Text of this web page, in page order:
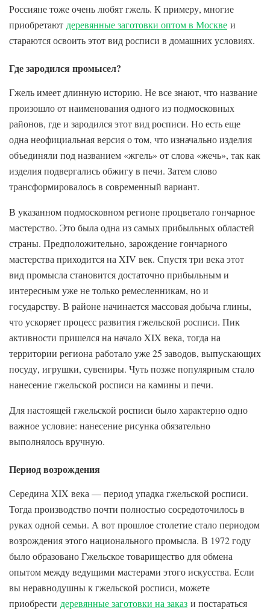
Россияне тоже очень любят гжель. К примеру, многие
приобретают деревянные заготовки оптом в Москве и
стараются освоить этот вид росписи в домашних условиях.
Где зародился промысел?
Гжель имеет длинную историю. Не все знают, что название
произошло от наименования одного из подмосковных
районов, где и зародился этот вид росписи. Но есть еще
одна неофициальная версия о том, что изначально изделия
объединяли под названием «жгель» от слова «жечь», так как
изделия подвергались обжигу в печи. Затем слово
трансформировалось в современный вариант.
В указанном подмосковном регионе процветало гончарное
мастерство. Это была одна из самых прибыльных областей
страны. Предположительно, зарождение гончарного
мастерства приходится на XIV век. Спустя три века этот
вид промысла становится достаточно прибыльным и
интересным уже не только ремесленникам, но и
государству. В районе начинается массовая добыча глины,
что ускоряет процесс развития гжельской росписи. Пик
активности пришелся на начало XIX века, тогда на
территории региона работало уже 25 заводов, выпускающих
посуду, игрушки, сувениры. Чуть позже популярным стало
нанесение гжельской росписи на камины и печи.
Для настоящей гжельской росписи было характерно одно
важное условие: нанесение рисунка обязательно
выполнялось вручную.
Период возрождения
Середина XIX века — период упадка гжельской росписи.
Тогда производство почти полностью сосредоточилось в
руках одной семьи. А вот прошлое столетие стало периодом
возрождения этого национального промысла. В 1972 году
было образовано Гжельское товарищество для обмена
опытом между ведущими мастерами этого искусства. Если
вы неравнодушны к гжельской росписи, можете
приобрести деревянные заготовки на заказ и постараться